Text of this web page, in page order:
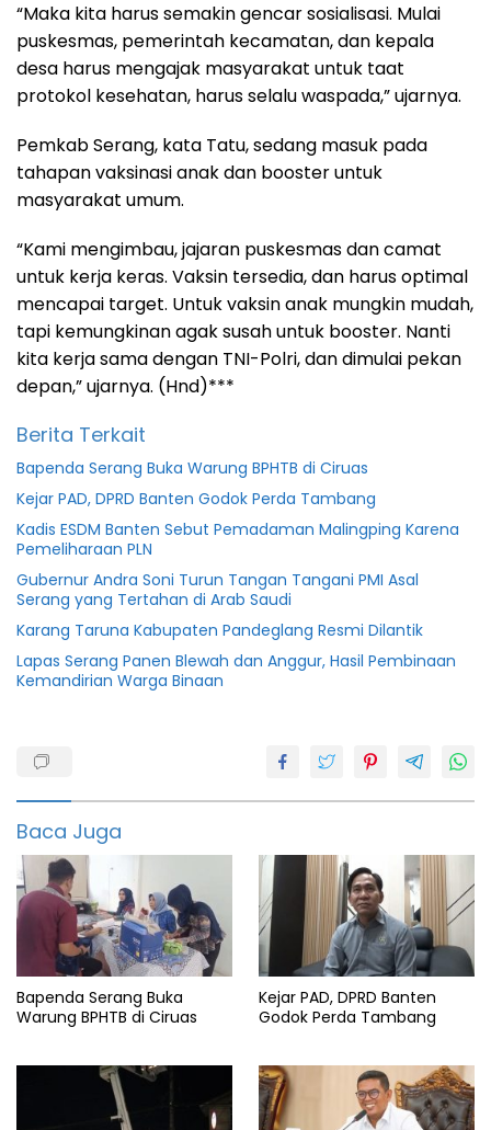
“Maka kita harus semakin gencar sosialisasi. Mulai
puskesmas, pemerintah kecamatan, dan kepala
desa harus mengajak masyarakat untuk taat
protokol kesehatan, harus selalu waspada,” ujarnya.
Pemkab Serang, kata Tatu, sedang masuk pada
tahapan vaksinasi anak dan booster untuk
masyarakat umum.
“Kami mengimbau, jajaran puskesmas dan camat
untuk kerja keras. Vaksin tersedia, dan harus optimal
mencapai target. Untuk vaksin anak mungkin mudah,
tapi kemungkinan agak susah untuk booster. Nanti
kita kerja sama dengan TNI-Polri, dan dimulai pekan
depan,” ujarnya. (Hnd)***
Berita Terkait
Bapenda Serang Buka Warung BPHTB di Ciruas
Kejar PAD, DPRD Banten Godok Perda Tambang
Kadis ESDM Banten Sebut Pemadaman Malingping Karena
Pemeliharaan PLN
Gubernur Andra Soni Turun Tangan Tangani PMI Asal
Serang yang Tertahan di Arab Saudi
Karang Taruna Kabupaten Pandeglang Resmi Dilantik
Lapas Serang Panen Blewah dan Anggur, Hasil Pembinaan
Kemandirian Warga Binaan
serang
Terbaru
Baca Juga
Bapenda Serang Buka
Warung BPHTB di Ciruas
Kejar PAD, DPRD Banten
Godok Perda Tambang